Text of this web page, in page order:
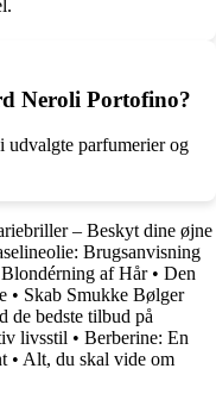
Neroli Portofino?
parfumerier og
– Beskyt dine øjne
Brugsanvisning
af Hår• Den
• Skab Smukke Bølger
de bedste tilbud på
livsstil • Berberine: En
• Alt, du skal vide om